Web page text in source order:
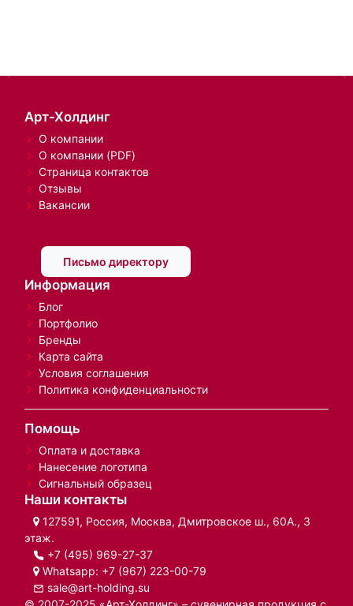
Арт-Холдинг
О компании
О компании (PDF)
Страница контактов
Отзывы
Вакансии
Письмо директору
Информация
Блог
Портфолио
Бренды
Карта сайта
Условия соглашения
Политика конфиденциальности
Помощь
Оплата и доставка
Нанесение логотипа
Сигнальный образец
Наши контакты
127591, Россия, Москва, Дмитровское ш., 60А., 3
этаж.
+7 (495) 969-27-37
Whatsapp: +7 (967) 223-00-79
sale@art-holding.su